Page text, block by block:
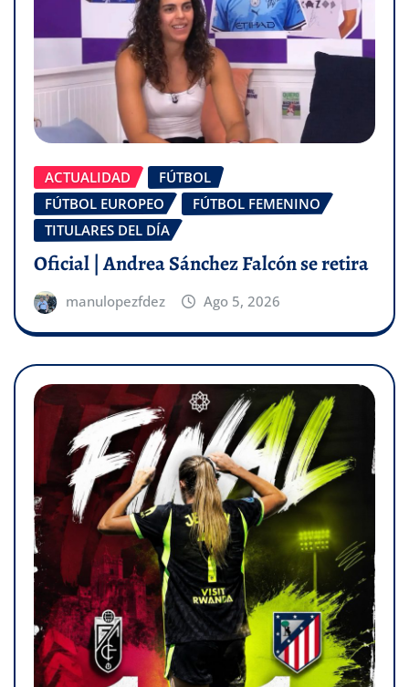
ACTUALIDAD
FÚTBOL
FÚTBOL EUROPEO
FÚTBOL FEMENINO
TITULARES DEL DÍA
Oficial | Andrea Sánchez Falcón se retira
manulopezfdez Ago 5, 2026